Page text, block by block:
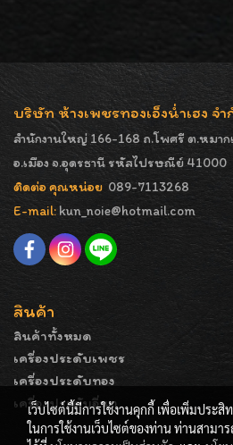
บริษัท ห้างเพชรทองเอ็งน่ำเฮง จำ
สำนักงานใหญ่ 166-168 ถ.โพศรี ต.หมาก
อ.เมือง จ.อุดรธานี รหัสไปรษณีย์ 41000
ติดต่อ คุณหน่อย 089-7113268
E-mail: kun_noie@hotmail.com
สินค้า
สินค้าทั้งหมด
เครื่องประดับเพชร
เครื่องประดับทอง
เครื่องประดับอื่นๆ
เว็บไซต์นี้มีการใช้งานคุกกี้ เพื่อเพิ่มประ
ในการใช้งานเว็บไซต์ของท่าน ท่านสามา